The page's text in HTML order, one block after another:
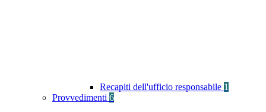
Recapiti dell'ufficio responsabile 1
Provvedimenti 6